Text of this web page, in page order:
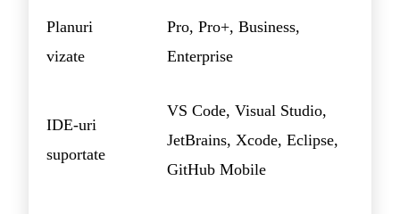
Planuri
vizate
Pro, Pro+, Business,
Enterprise
IDE-uri
suportate
VS Code, Visual Studio,
JetBrains, Xcode, Eclipse,
GitHub Mobile